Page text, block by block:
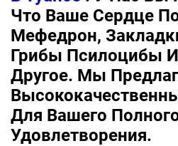
Что Ваше Сердце
Мефедрон,
Грибы Псилоцибы
Другое. Мы
Для Вашего
Удовлетворения.